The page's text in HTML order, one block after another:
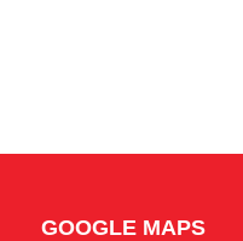
GOOGLE MAPS